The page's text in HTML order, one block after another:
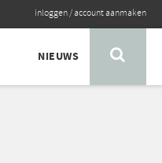
inloggen/account aanmaken
NIEUWS